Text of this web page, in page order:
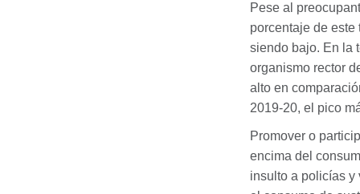
Pese al
porcentaje de
siendo bajo. En la
organismo rector
alto en
2019-20, el pico
Promover o
encima del
insulto a policías y